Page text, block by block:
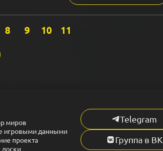
8 9 10 11
миров
игровыми данными
проекта
Telegram
Группа в ВК